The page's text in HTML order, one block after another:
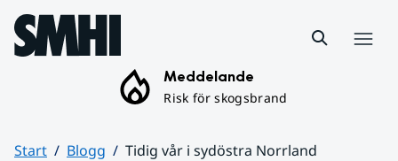
Hoppa till sidans innehåll
Meddelande
Risk för skogsbrand
Start Blogg
Tidig vår i sydöstra Norrland